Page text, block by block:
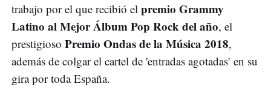
trabajo por el que recibió el premio Grammy
Latino al Mejor Álbum Pop Rock del año, el
prestigioso Premio Ondas de la Música 2018,
además de colgar el cartel de 'entradas agotadas' en su
gira por toda España.